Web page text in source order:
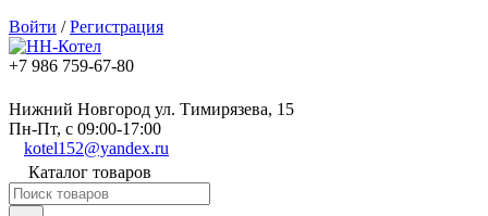
Войти /Регистрация
+7 986 759-67-80
Нижний Новгород ул. Тимирязева, 15
Пн-Пт, с 09:00-17:00
kotel152@yandex.ru
Каталог товаров